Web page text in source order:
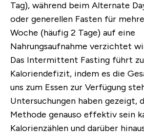
Tag), während beim Alternate
oder generellen Fasten für
Woche (häufig 2 Tage) auf eine
Nahrungsaufnahme verzichtet
Das Intermittent Fasting führt
Kaloriendefizit, indem es die
uns zum Essen zur Verfügung
Untersuchungen haben gezeigt,
Methode genauso effektiv sein
Kalorienzählen und darüber